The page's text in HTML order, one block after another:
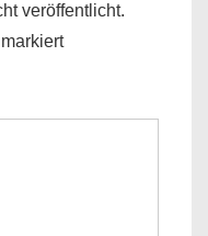
veröffentlicht.
markiert